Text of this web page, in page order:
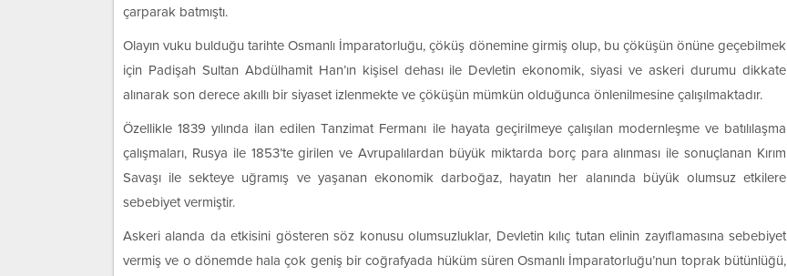
çarparak batmıştı.
Olayın vuku bulduğu tarihte Osmanlı İmparatorluğu, çöküş dönemine girmiş olup, bu çöküşün önüne geçebilmek
için Padişah Sultan Abdülhamit Han’ın kişisel dehası ile Devletin ekonomik, siyasi ve askeri durumu dikkate
alınarak son derece akıllı bir siyaset izlenmekte ve çöküşün mümkün olduğunca önlenilmesine çalışılmaktadır.
Özellikle 1839 yılında ilan edilen Tanzimat Fermanı ile hayata geçirilmeye çalışılan modernleşme ve batılılaşma
çalışmaları, Rusya ile 1853’te girilen ve Avrupalılardan büyük miktarda borç para alınması ile sonuçlanan Kırım
Savaşı ile sekteye uğramış ve yaşanan ekonomik darboğaz, hayatın her alanında büyük olumsuz etkilere
sebebiyet vermiştir.
Askeri alanda da etkisini gösteren söz konusu olumsuzluklar, Devletin kılıç tutan elinin zayıflamasına sebebiyet
vermiş ve o dönemde hala çok geniş bir coğrafyada hüküm süren Osmanlı İmparatorluğu’nun toprak bütünlüğü,